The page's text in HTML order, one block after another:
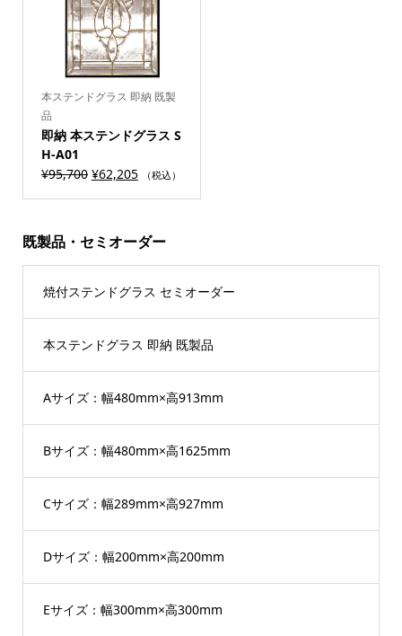
本ステンドグラス 即納 既製
品
即納 本ステンドグラス S
H-A01
¥95,700 ¥62,205 （税込）
既製品・セミオーダー
焼付ステンドグラス セミオーダー
本ステンドグラス 即納 既製品
Aサイズ：幅480mm×高913mm
Bサイズ：幅480mm×高1625mm
Cサイズ：幅289mm×高927mm
Dサイズ：幅200mm×高200mm
Eサイズ：幅300mm×高300mm